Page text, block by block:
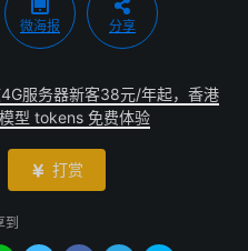
微海报 分享
服务器新客38元/年起，香港
型 tokens 免费体验
 打赏
到